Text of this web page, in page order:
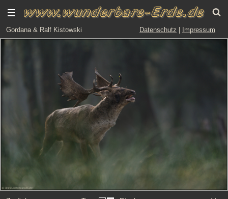
Gordana & Ralf Kistowski Datenschutz Impressum